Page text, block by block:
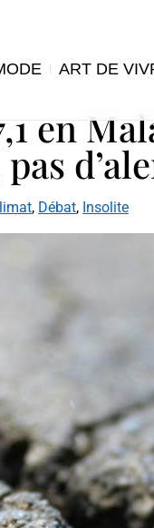
ART DE
en
, Débat, Insolite